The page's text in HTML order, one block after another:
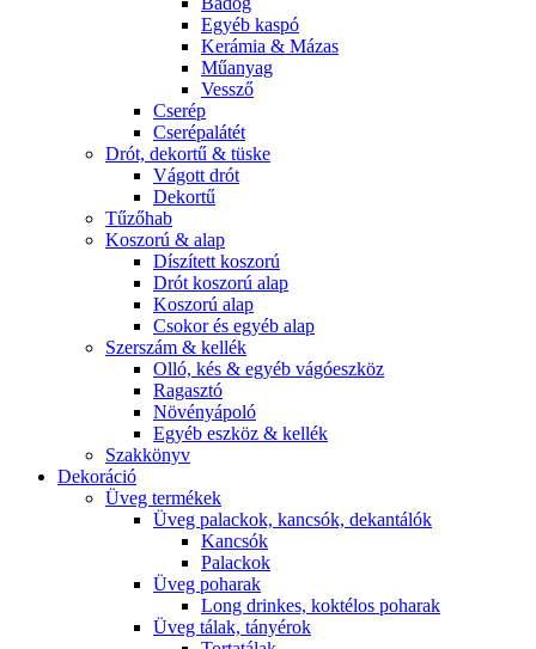
Egyéb kaspó
Kerámia & Mázas
Műanyag
Vessző
Cserép
Cserépalátét
Drót, dekortű & tüske
Vágott drót
Dekortű
Tűzőhab
Koszorú & alap
Díszített koszorú
Drót koszorú alap
Koszorú alap
Csokor és egyéb alap
Szerszám & kellék
Olló, kés & egyéb vágóeszköz
Ragasztó
Növényápoló
Egyéb eszköz & kellék
Szakkönyv
Dekoráció
Üveg termékek
Üveg palackok, kancsók, dekantálók
Kancsók
Palackok
Üveg poharak
Long drinkes, koktélos poharak
Üveg tálak, tányérok